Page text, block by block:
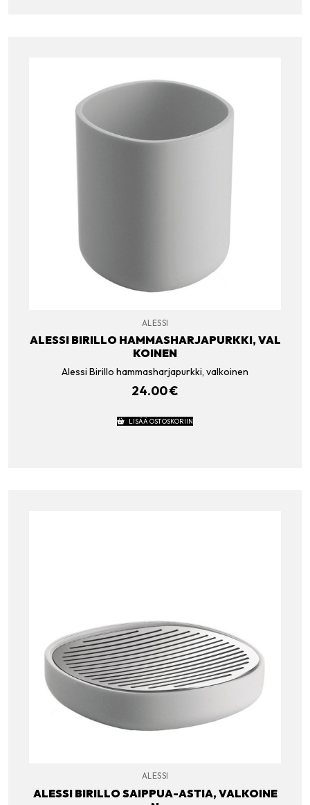
ALESSI
ALESSI BIRILLO HAMMASHARJAPURKKI, VAL
KOINEN
Alessi Birillo hammasharjapurkki, valkoinen
24.00€
LISÄÄ OSTOSKORIIN
ALESSI
ALESSI BIRILLO SAIPPUA-ASTIA, VALKOINE